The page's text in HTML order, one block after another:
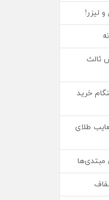
لیزر!
ثالث
خرید
طلای
مبتدی‌ها